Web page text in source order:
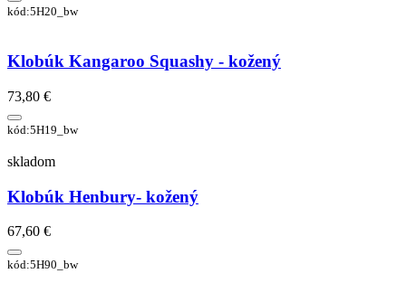
kód:5H20_bw
Klobúk Kangaroo Squashy - kožený
73,80 €
kód:5H19_bw
skladom
Klobúk Henbury- kožený
67,60 €
kód:5H90_bw